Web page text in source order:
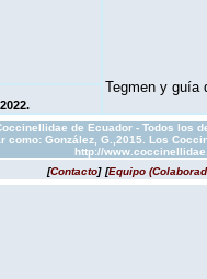
Tegmen y guía
de Ecuador - Todos los
como: González, G.,2015. Los
http://
[Contacto] [Equipo